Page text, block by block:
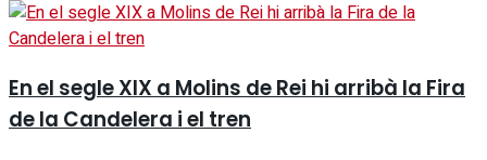
En el segle XIX a Molins de Rei hi arribà la Fira
de la Candelera i el tren